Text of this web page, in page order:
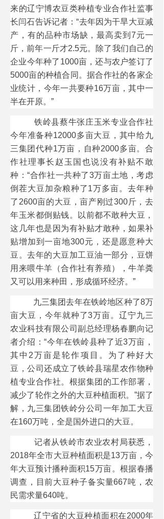
来的辽宁博农豆类种植专业合作社监事
长闫石告诉记者：“去年因为干旱大豆减
产，有的品种市场缺，最高卖到7元一
斤，前年一斤才2.5元。除了我们自己的
企业今年种了1000亩，还与农户签订了
5000亩的种植合同。据合作社的各家企
业统计，今年一共要种16万亩，其中一
半在开原。”
铁岭县蔡牛张庄玉米专业合作社
今年准备种12000多亩大豆，其中给九
三集团代种1万亩，自种2000多亩。合
作社理事长赵玉国也说没有补贴不敢
种：“合作社一共种了3万亩土地，考虑
倒茬大豆加杂粮种了1万多亩。去年种
了2600亩的大豆，亩产刚过300斤，去
年玉米都倒贴钱。以前都不敢种大豆，
这几年也是因为有补贴才敢种，如果补
贴增加到一亩地300元，还是愿意种大
豆。去年的大豆加工豆油一部分，豆饼
用来喂牛羊（合作社有养殖），牛羊粪
又可以用来种田，形成循环经济。”
九三集团去年在铁岭地区种了8万
亩大豆，今年就种了3万亩。辽宁九三
农业科技有限公司副总经理杨春鹏向记
者介绍：“今年在铁岭县种了近3万亩，
其中2万亩是轮作项目。为了种好大
豆，公司还成立了铁岭县瑞星农作物种
植专业合作社。根据集团的工作部署，
减少了轮作之外的大豆种植面积。”据了
解，九三集团铁岭分公司一年加工大豆
在160万吨，全是国外进口的大豆。
记者从铁岭市农业农村局获悉，
2018年全市大豆种植面积是13万亩，今
年大豆预计播种面积15万亩。根据春播
调查，目前大豆种子备实量667吨，农
民需求量640吨。
辽宁省的大豆种植面积在2000年